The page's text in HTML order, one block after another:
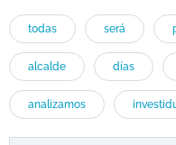
todas será
alcalde días
analizamos